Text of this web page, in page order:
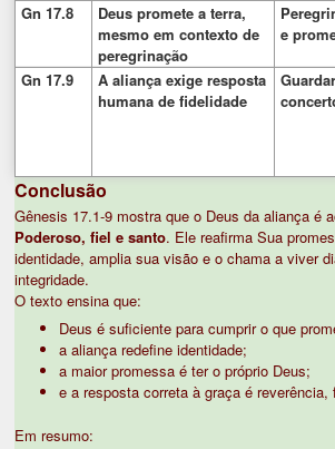
Gn 17.8
Deus promete a terra,
mesmo em contexto de
peregrinação
e
Gn 17.9
A aliança exige resposta
humana de fidelidade
Conclusão
Gênesis 17.1-9 mostra que o Deus da aliança é
Poderoso, fiel e santo. Ele reafirma Sua
identidade, amplia sua visão e o chama a viver
integridade.
O texto ensina que:
Deus é suficiente para cumprir o que
a aliança redefine identidade;
a maior promessa é ter o próprio Deus;
e a resposta correta à graça é reverência,
Em resumo: